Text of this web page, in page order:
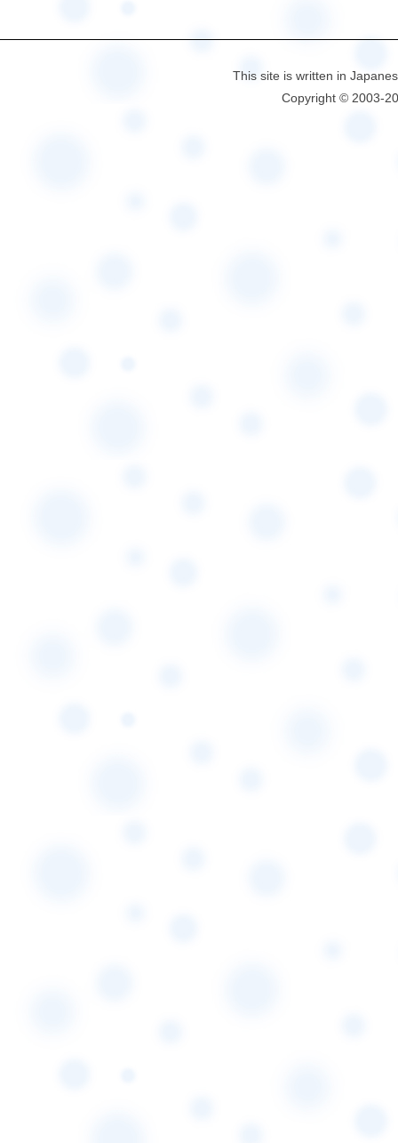
This site is written in
Copyright © 2003-